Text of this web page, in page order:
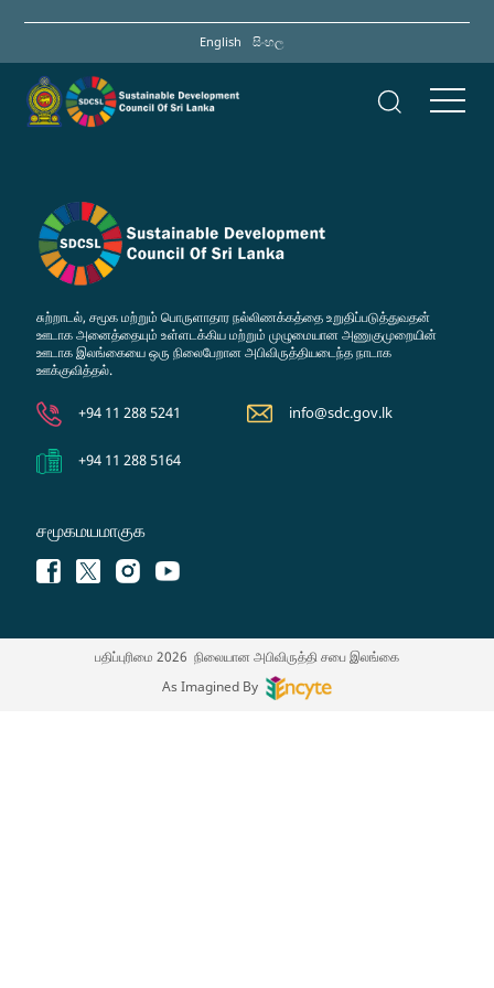
main
content
English සිංහල
சுற்றாடல், சமூக மற்றும் பொருளாதார நல்லிணக்கத்தை உறுதிப்படுத்துவதன்
ஊடாக அனைத்தையும் உள்ளடக்கிய மற்றும் முழுமையான அணுகுமுறையின்
ஊடாக இலங்கையை ஒரு நிலைபேறான அபிவிருத்தியடைந்த நாடாக
ஊக்குவித்தல்.
+94 11 288 5241 info@sdc.gov.lk
+94 11 288 5164
சமூகமயமாகுக
பதிப்புரிமை 2026 நிலையான அபிவிருத்தி சபை இலங்கை
As Imagined By